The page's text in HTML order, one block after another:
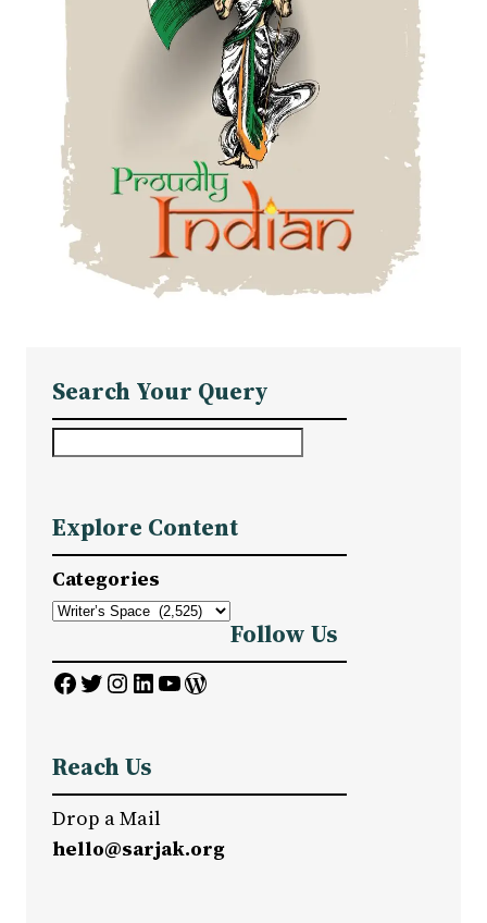
Search Your Query
r
c
h
Explore Content
Categories
Follow Us
Facebook Twitter InstagramLinkedIn YouTube WordPress
Reach Us
Drop a Mail
hello@sarjak.org